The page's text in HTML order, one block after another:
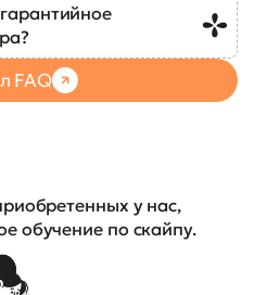
FAQ
у нас,
обучение по скайпу.